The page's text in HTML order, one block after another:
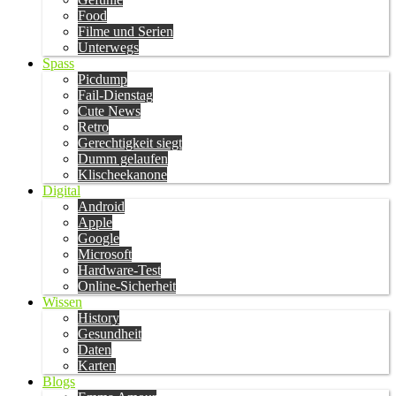
Food
Filme und Serien
Unterwegs
Spass
Picdump
Fail-Dienstag
Cute News
Retro
Gerechtigkeit siegt
Dumm gelaufen
Klischeekanone
Digital
Android
Apple
Google
Microsoft
Hardware-Test
Online-Sicherheit
Wissen
History
Gesundheit
Daten
Karten
Blogs